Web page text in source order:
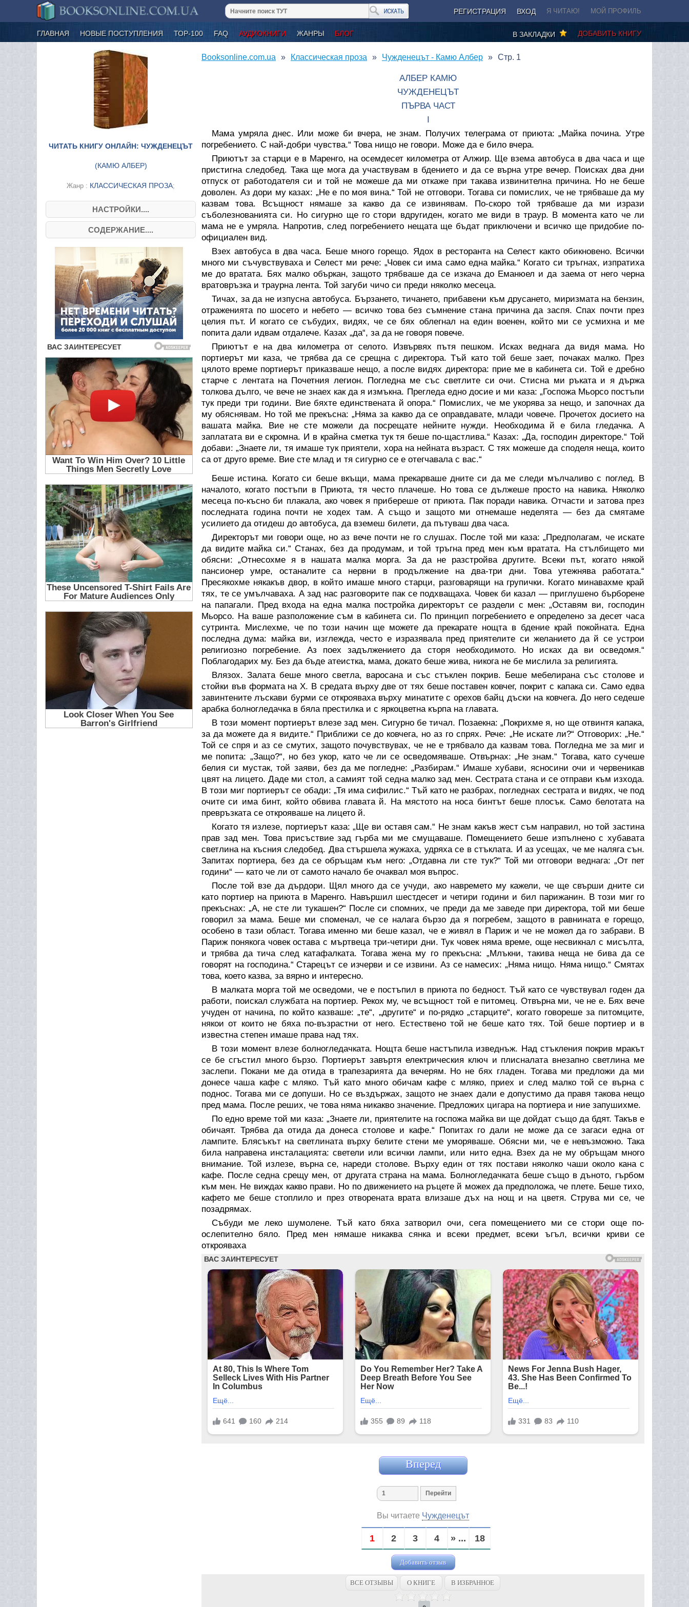
РЕГИСТРАЦИЯ ВХОД Я ЧИТАЮ! МОЙ ПРОФИЛЬ
ГЛАВНАЯ НОВЫЕ ПОСТУПЛЕНИЯ ТОР-100 FAQ АУДИОКНИГИ ЖАНРЫ БЛОГ ДОБАВИТЬ КНИГУ
В ЗАКЛАДКИ
ЧИТАТЬ КНИГУ ОНЛАЙН: ЧУЖДЕНЕЦЪТ
(КАМЮ АЛБЕР)
Жанр : КЛАССИЧЕСКАЯ ПРОЗА;
НАСТРОЙКИ....
СОДЕРЖАНИЕ....
Booksonline.com.ua Классическая проза Чужденецът - Камю Албер Стр. 1
АЛБЕР КАМЮ
ЧУЖДЕНЕЦЪТ
ПЪРВА ЧАСТ
I
Мама умряла днес. Или може би вчера, не знам. Получих телеграма от приюта: „Майка почина. Утре
погребението. С най-добри чувства.“ Това нищо не говори. Може да е било вчера.
Приютът за старци е в Маренго, на осемдесет километра от Алжир. Ще взема автобуса в два часа и ще
пристигна следобед. Така ще мога да участвувам в бдението и да се върна утре вечер. Поисках два дни
отпуск от работодателя си и той не можеше да ми откаже при такава извинителна причина. Но не беше
доволен. Аз дори му казах: „Не е по моя вина.“ Той не отговори. Тогава си помислих, че не трябваше да му
казвам това. Всъщност нямаше за какво да се извинявам. По-скоро той трябваше да ми изрази
съболезнованията си. Но сигурно ще го стори вдругиден, когато ме види в траур. В момента като че ли
мама не е умряла. Напротив, след погребението нещата ще бъдат приключени и всичко ще придобие по-
официален вид.
Взех автобуса в два часа. Беше много горещо. Ядох в ресторанта на Селест както обикновено. Всички
много ми съчувствуваха и Селест ми рече: „Човек си има само една майка.“ Когато си тръгнах, изпратиха
ме до вратата. Бях малко объркан, защото трябваше да се изкача до Еманюел и да заема от него черна
вратовръзка и траурна лента. Той загуби чичо си преди няколко месеца.
Тичах, за да не изпусна автобуса. Бързането, тичането, прибавени към друсането, миризмата на бензин,
отраженията по шосето и небето — всичко това без съмнение стана причина да заспя. Спах почти през
целия път. И когато се събудих, видях, че се бях облегнал на един военен, който ми се усмихна и ме
попита дали идвам отдалече. Казах „да“, за да не говоря повече.
Приютът е на два километра от селото. Извървях пътя пешком. Исках веднага да видя мама. Но
портиерът ми каза, че трябва да се срещна с директора. Тъй като той беше зает, почаках малко. През
цялото време портиерът приказваше нещо, а после видях директора: прие ме в кабинета си. Той е дребно
старче с лентата на Почетния легион. Погледна ме със светлите си очи. Стисна ми ръката и я държа
толкова дълго, че вече не знаех как да я измъкна. Прегледа едно досие и ми каза: „Госпожа Мьорсо постъпи
тук преди три години. Вие бяхте единствената й опора.“ Помислих, че ме укорява за нещо, и започнах да
му обяснявам. Но той ме прекъсна: „Няма за какво да се оправдавате, млади човече. Прочетох досието на
вашата майка. Вие не сте можели да посрещате нейните нужди. Необходима й е била гледачка. А
заплатата ви е скромна. И в крайна сметка тук тя беше по-щастлива.“ Казах: „Да, господин директоре.“ Той
добави: „Знаете ли, тя имаше тук приятели, хора на нейната възраст. С тях можеше да споделя неща, които
са от друго време. Вие сте млад и тя сигурно се е отегчавала с вас.“
Беше истина. Когато си беше вкъщи, мама прекарваше дните си да ме следи мълчаливо с поглед. В
началото, когато постъпи в Приюта, тя често плачеше. Но това се дължеше просто на навика. Няколко
месеца по-късно би плакала, ако човек я прибереше от приюта. Пак поради навика. Отчасти и затова през
последната година почти не ходех там. А също и защото ми отнемаше неделята — без да смятаме
усилието да отидеш до автобуса, да вземеш билети, да пътуваш два часа.
Директорът ми говори още, но аз вече почти не го слушах. После той ми каза: „Предполагам, че искате
да видите майка си.“ Станах, без да продумам, и той тръгна пред мен към вратата. На стълбището ми
обясни: „Отнесохме я в нашата малка морга. За да не разстройва другите. Всеки път, когато някой
пансионер умре, останалите са нервни в продължение на два-три дни. Това утежнява работата.“
Пресякохме някакъв двор, в който имаше много старци, разговарящи на групички. Когато минавахме край
тях, те се умълчаваха. А зад нас разговорите пак се подхващаха. Човек би казал — приглушено бърборене
на папагали. Пред входа на една малка постройка директорът се раздели с мен: „Оставям ви, господин
Мьорсо. На ваше разположение съм в кабинета си. По принцип погребението е определено за десет часа
сутринта. Мислехме, че по този начин ще можете да прекарате нощта в бдение край покойната. Една
последна дума: майка ви, изглежда, често е изразявала пред приятелите си желанието да й се устрои
религиозно погребение. Аз поех задължението да сторя необходимото. Но исках да ви осведомя.“
Поблагодарих му. Без да бъде атеистка, мама, докато беше жива, никога не бе мислила за религията.
Влязох. Залата беше много светла, варосана и със стъклен покрив. Беше мебелирана със столове и
стойки във формата на X. В средата върху две от тях беше поставен ковчег, покрит с капака си. Само едва
завинтените лъскави бурми се открояваха върху минатите с орехов байц дъски на ковчега. До него седеше
арабка болногледачка в бяла престилка и с яркоцветна кърпа на главата.
В този момент портиерът влезе зад мен. Сигурно бе тичал. Позаекна: „Покрихме я, но ще отвинтя капака,
за да можете да я видите.“ Приближи се до ковчега, но аз го спрях. Рече: „Не искате ли?“ Отговорих: „Не.“
Той се спря и аз се смутих, защото почувствувах, че не е трябвало да казвам това. Погледна ме за миг и
ме попита: „Защо?“, но без укор, като че ли се осведомяваше. Отвърнах: „Не знам.“ Тогава, като сучеше
белия си мустак, той заяви, без да ме погледне: „Разбирам.“ Имаше хубави, ясносини очи и червеникав
цвят на лицето. Даде ми стол, а самият той седна малко зад мен. Сестрата стана и се отправи към изхода.
В този миг портиерът се обади: „Тя има сифилис.“ Тъй като не разбрах, погледнах сестрата и видях, че под
очите си има бинт, който обвива главата й. На мястото на носа бинтът беше плосък. Само белотата на
превръзката се открояваше на лицето й.
Когато тя излезе, портиерът каза: „Ще ви оставя сам.“ Не знам какъв жест съм направил, но той застина
прав зад мен. Това присъствие зад гърба ми ме смущаваше. Помещението беше изпълнено с хубавата
светлина на късния следобед. Два стършела жужаха, удряха се в стъклата. И аз усещах, че ме наляга сън.
Запитах портиера, без да се обръщам към него: „Отдавна ли сте тук?“ Той ми отговори веднага: „От пет
години“ — като че ли от самото начало бе очаквал моя въпрос.
После той взе да дърдори. Щял много да се учуди, ако навремето му кажели, че ще свърши дните си
като портиер на приюта в Маренго. Навършил шестдесет и четири години и бил парижанин. В този миг го
прекъснах: „А, не сте ли тукашен?“ После си спомних, че преди да ме заведе при директора, той ми беше
говорил за мама. Беше ми споменал, че се налага бързо да я погребем, защото в равнината е горещо,
особено в тази област. Тогава именно ми беше казал, че е живял в Париж и че не можел да го забрави. В
Париж понякога човек остава с мъртвеца три-четири дни. Тук човек няма време, още несвикнал с мисълта,
и трябва да тича след катафалката. Тогава жена му го прекъсна: „Млъкни, такива неща не бива да се
говорят на господина.“ Старецът се изчерви и се извини. Аз се намесих: „Няма нищо. Няма нищо.“ Смятах
това, което казва, за вярно и интересно.
В малката морга той ме осведоми, че е постъпил в приюта по бедност. Тъй като се чувствувал годен да
работи, поискал службата на портиер. Рекох му, че всъщност той е питомец. Отвърна ми, че не е. Бях вече
учуден от начина, по който казваше: „те“, „другите“ и по-рядко „старците“, когато говореше за питомците,
някои от които не бяха по-възрастни от него. Естествено той не беше като тях. Той беше портиер и в
известна степен имаше права над тях.
В този момент влезе болногледачката. Нощта беше настъпила изведнъж. Над стъкления покрив мракът
се бе сгъстил много бързо. Портиерът завъртя електрическия ключ и плисналата внезапно светлина ме
заслепи. Покани ме да отида в трапезарията да вечерям. Но не бях гладен. Тогава ми предложи да ми
донесе чаша кафе с мляко. Тъй като много обичам кафе с мляко, приех и след малко той се върна с
поднос. Тогава ми се допуши. Но се въздържах, защото не знаех дали е допустимо да правя такова нещо
пред мама. После реших, че това няма никакво значение. Предложих цигара на портиера и ние запушихме.
По едно време той ми каза: „Знаете ли, приятелите на госпожа майка ви ще дойдат също да бдят. Такъв е
обичаят. Трябва да отида да донеса столове и кафе.“ Попитах го дали не може да се загаси една от
лампите. Блясъкът на светлината върху белите стени ме уморяваше. Обясни ми, че е невъзможно. Така
била направена инсталацията: светели или всички лампи, или нито една. Взех да не му обръщам много
внимание. Той излезе, върна се, нареди столове. Върху един от тях постави няколко чаши около кана с
кафе. После седна срещу мен, от другата страна на мама. Болногледачката беше също в дъното, гърбом
към мен. Не виждах какво прави. Но по движението на ръцете й можех да предположа, че плете. Беше тихо,
кафето ме беше стоплило и през отворената врата влизаше дъх на нощ и на цветя. Струва ми се, че
позадрямах.
Събуди ме леко шумолене. Тъй като бяха затворил очи, сега помещението ми се стори още по-
ослепително бяло. Пред мен нямаше никаква сянка и всеки предмет, всеки ъгъл, всички криви се
открояваха
Вперед
Вы читаете Чужденецът
1 2 3 4 » ... 18
Добавить отзыв
ВСЕ ОТЗЫВЫ О КНИГЕ В ИЗБРАННОЕ